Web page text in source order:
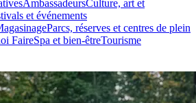
AmbassadeursCulture, art et
et événements
Parcs, réserves et centres de plein
FaireSpa et bien-êtreTourisme